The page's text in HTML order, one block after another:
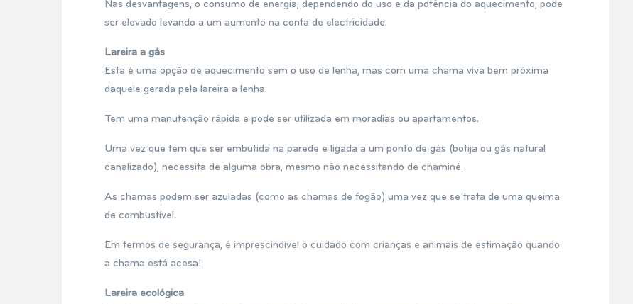
Nas desvantagens, o consumo de energia, dependendo do uso e da potência do aquecimento, pode
ser elevado levando a um aumento na conta de electricidade.
Lareira a gás
Esta é uma opção de aquecimento sem o uso de lenha, mas com uma chama viva bem próxima
daquele gerada pela lareira a lenha.
Tem uma manutenção rápida e pode ser utilizada em moradias ou apartamentos.
Uma vez que tem que ser embutida na parede e ligada a um ponto de gás (botija ou gás natural
canalizado), necessita de alguma obra, mesmo não necessitando de chaminé.
As chamas podem ser azuladas (como as chamas de fogão) uma vez que se trata de uma queima
de combustível.
Em termos de segurança, é imprescindível o cuidado com crianças e animais de estimação quando
a chama está acesa!
Lareira ecológica